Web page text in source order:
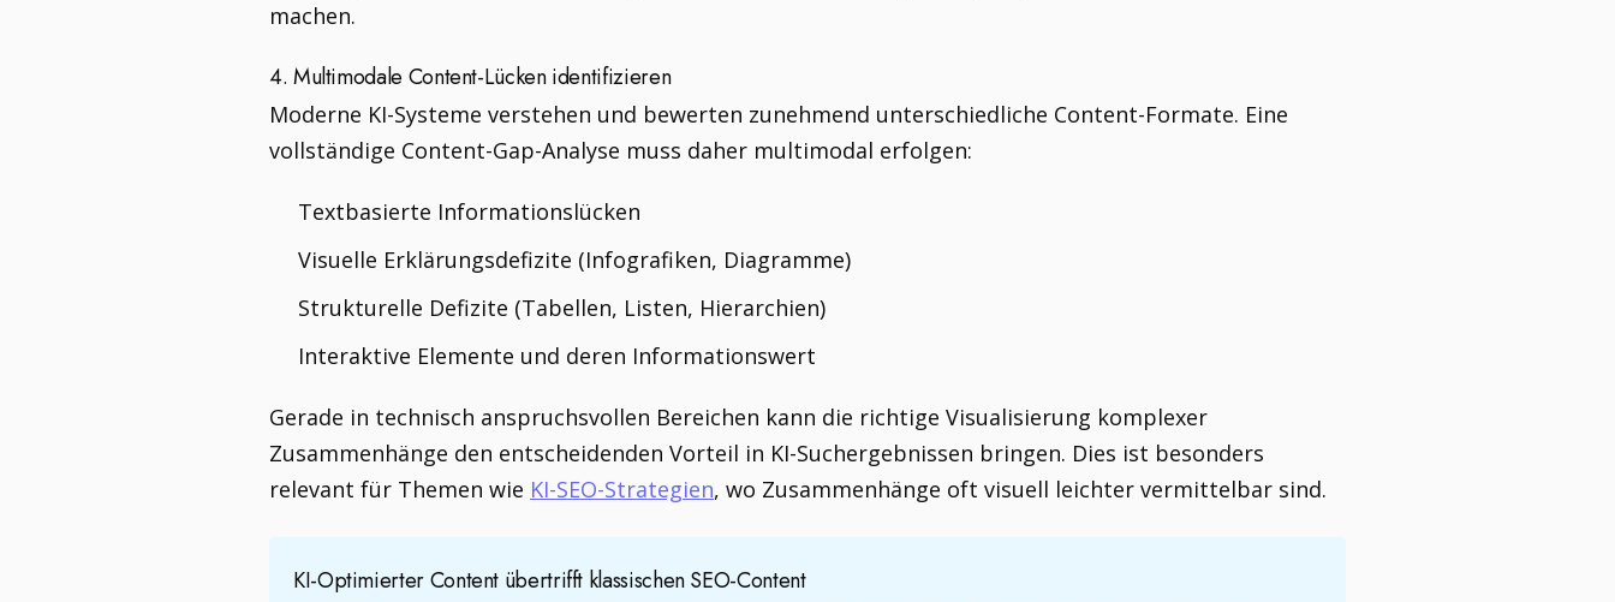
machen.
4. Multimodale Content-Lücken identifizieren
Moderne KI-Systeme verstehen und bewerten zunehmend unterschiedliche Content-Formate. Eine
vollständige Content-Gap-Analyse muss daher multimodal erfolgen:
Textbasierte Informationslücken
Visuelle Erklärungsdefizite (Infografiken, Diagramme)
Strukturelle Defizite (Tabellen, Listen, Hierarchien)
Interaktive Elemente und deren Informationswert
Gerade in technisch anspruchsvollen Bereichen kann die richtige Visualisierung komplexer
Zusammenhänge den entscheidenden Vorteil in KI-Suchergebnissen bringen. Dies ist besonders
relevant für Themen wie KI-SEO-Strategien, wo Zusammenhänge oft visuell leichter vermittelbar sind.
KI-Optimierter Content übertrifft klassischen SEO-Content